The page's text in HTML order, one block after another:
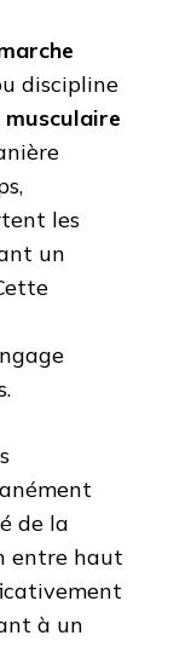
discipline
musculaire
les
un
de la
entre haut
à un